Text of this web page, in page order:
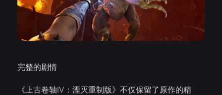
完整的剧情
《上古卷轴IV：湮灭重制版》不仅保留了原作的精